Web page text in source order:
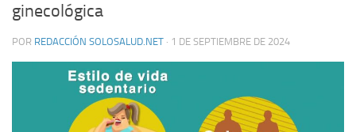
ginecológica
POR REDACCIÓN SOLOSALUD.NET · 1 DE SEPTIEMBRE DE 2024